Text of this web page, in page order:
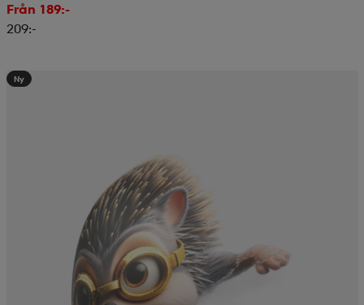
Från 189:-
209:-
Ny